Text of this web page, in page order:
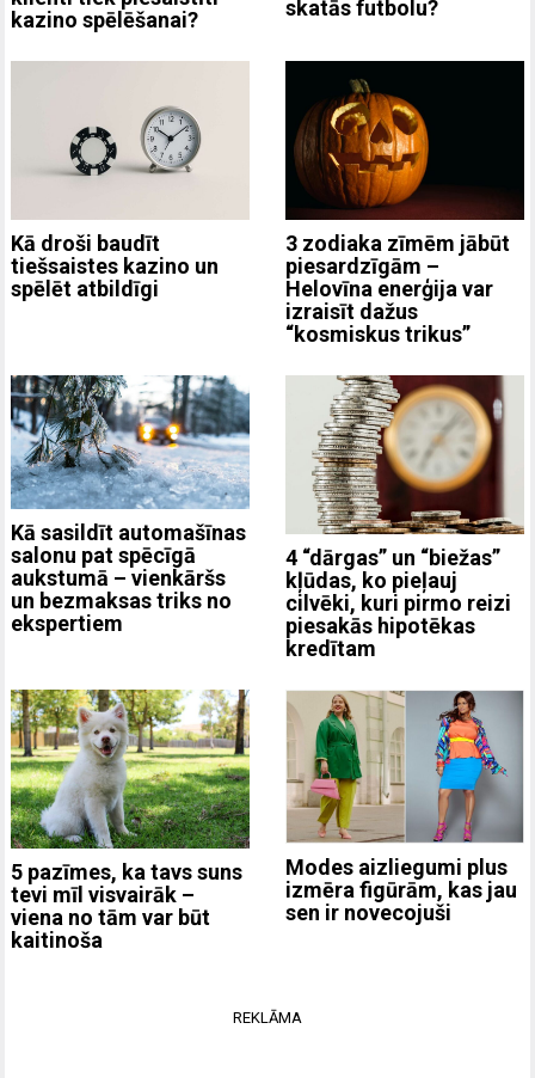
kazino spēlēšanai?
skatās futbolu?
Kā droši baudīt
tiešsaistes kazino un
spēlēt atbildīgi
3 zodiaka zīmēm jābūt
piesardzīgām –
Helovīna enerģija var
izraisīt dažus
“kosmiskus trikus”
Kā sasildīt automašīnas
salonu pat spēcīgā
aukstumā – vienkāršs
un bezmaksas triks no
ekspertiem
4 “dārgas” un “biežas”
kļūdas, ko pieļauj
cilvēki, kuri pirmo reizi
piesakās hipotēkas
kredītam
5 pazīmes, ka tavs suns
tevi mīl visvairāk –
viena no tām var būt
kaitinoša
Modes aizliegumi plus
izmēra figūrām, kas jau
sen ir novecojuši
REKLĀMA